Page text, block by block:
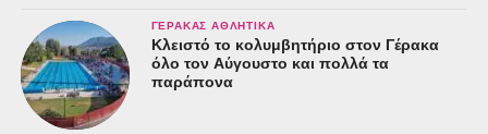
ΓΈΡΑΚΑΣ ΑΘΛΗΤΙΚΆ
Κλειστό το κολυμβητήριο στον Γέρακα
όλο τον Αύγουστο και πολλά τα
παράπονα